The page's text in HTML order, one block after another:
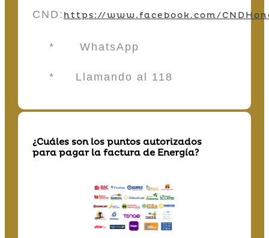
CND: https://www.facebook.com/
* WhatsApp
* Llamando al 118
¿Cuáles son los puntos autorizados
para pagar la factura de Energía?